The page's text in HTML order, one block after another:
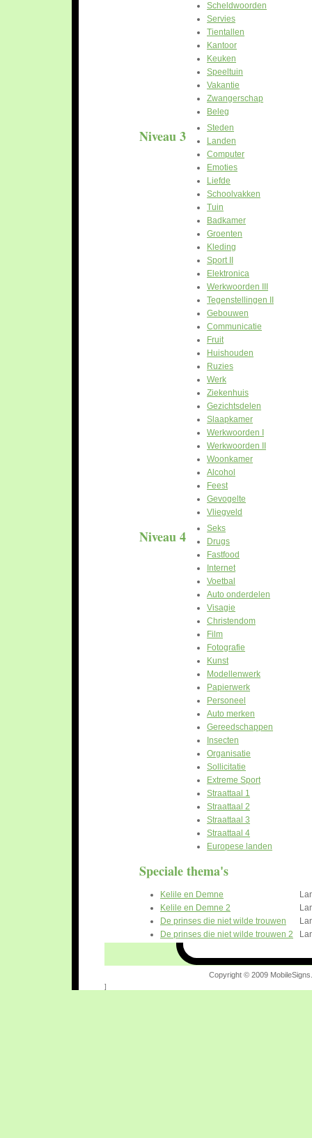
Scheldwoorden
Servies
Tientallen
Kantoor
Keuken
Speeltuin
Vakantie
Zwangerschap
Beleg
Niveau 3
Steden
Landen
Computer
Emoties
Liefde
Schoolvakken
Tuin
Badkamer
Groenten
Kleding
Sport II
Elektronica
Werkwoorden III
Tegenstellingen II
Gebouwen
Communicatie
Fruit
Huishouden
Ruzies
Werk
Ziekenhuis
Gezichtsdelen
Slaapkamer
Werkwoorden I
Werkwoorden II
Woonkamer
Alcohol
Feest
Gevogelte
Vliegveld
Niveau 4
Seks
Drugs
Fastfood
Internet
Voetbal
Auto onderdelen
Visagie
Christendom
Film
Fotografie
Kunst
Modellenwerk
Papierwerk
Personeel
Auto merken
Gereedschappen
Insecten
Organisatie
Sollicitatie
Extreme Sport
Straattaal 1
Straattaal 2
Straattaal 3
Straattaal 4
Europese landen
Speciale thema's
Kelile en Demne
Kelile en Demne 2
De prinses die niet wilde trouwen
De prinses die niet wilde trouwen 2
Copyright © 2009
]